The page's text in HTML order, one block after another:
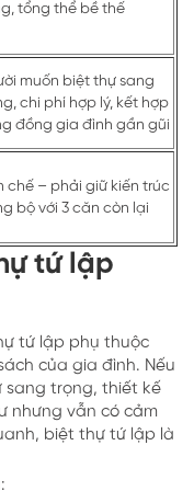
tổng thể bề thế
muốn biệt thự sang
chi phí hợp lý, kết hợp
đồng gia đình gần gũi
chế – phải giữ kiến trúc
bộ với 3 căn còn lại
tứ lập
tứ lập phụ thuộc
của gia đình. Nếu
sang trọng, thiết kế
nhưng vẫn có cảm
biệt thự tứ lập là